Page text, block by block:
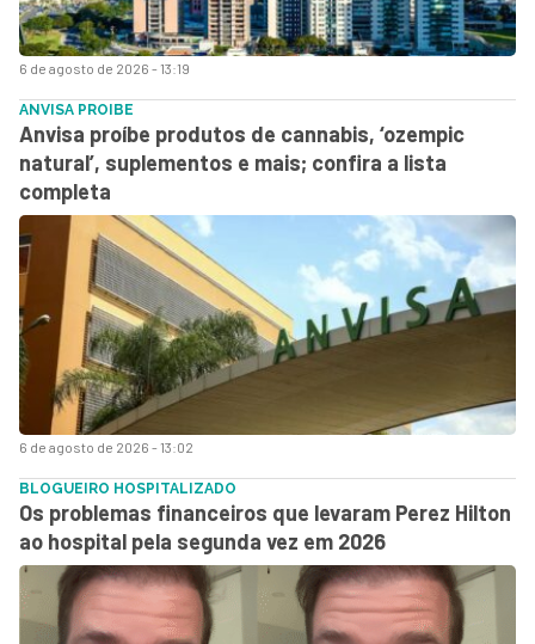
6 de agosto de 2026 - 13:19
6 de agosto de 2026 - 13:02
ANVISA PROIBE
Anvisa proíbe produtos de cannabis, ‘ozempic
natural’, suplementos e mais; confira a lista
completa
BLOGUEIRO HOSPITALIZADO
Os problemas financeiros que levaram Perez Hilton
ao hospital pela segunda vez em 2026